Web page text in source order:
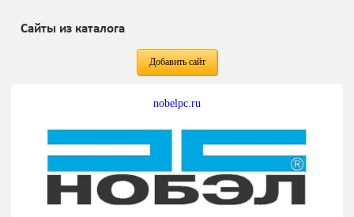
Сайты из каталога
Добавить сайт
nobelpc.ru